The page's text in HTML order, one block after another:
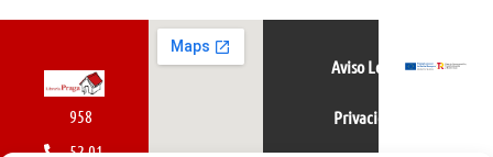
958
52 01
Aviso Legal
Privacidad